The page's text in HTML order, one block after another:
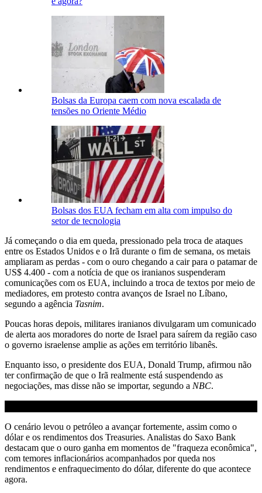
Bolsas da Europa caem com nova escalada de
tensões no Oriente Médio
Bolsas dos EUA fecham em alta com impulso do
setor de tecnologia
Já começando o dia em queda, pressionado pela troca de ataques
entre os Estados Unidos e o Irã durante o fim de semana, os metais
ampliaram as perdas - com o ouro chegando a cair para o patamar de
US$ 4.400 - com a notícia de que os iranianos suspenderam
comunicações com os EUA, incluindo a troca de textos por meio de
mediadores, em protesto contra avanços de Israel no Líbano,
segundo a agência Tasnim.
Poucas horas depois, militares iranianos divulgaram um comunicado
de alerta aos moradores do norte de Israel para saírem da região caso
o governo israelense amplie as ações em território libanês.
Enquanto isso, o presidente dos EUA, Donald Trump, afirmou não
ter confirmação de que o Irã realmente está suspendendo as
negociações, mas disse não se importar, segundo a NBC.
O cenário levou o petróleo a avançar fortemente, assim como o
dólar e os rendimentos dos Treasuries. Analistas do Saxo Bank
destacam que o ouro ganha em momentos de "fraqueza econômica",
com temores inflacionários acompanhados por queda nos
rendimentos e enfraquecimento do dólar, diferente do que acontece
agora.